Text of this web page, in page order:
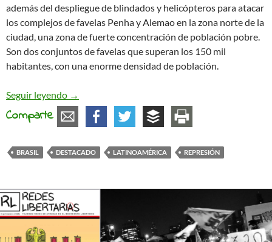
además del despliegue de blindados y helicópteros para atacar
los complejos de favelas Penha y Alemao en la zona norte de la
ciudad, una zona de fuerte concentración de población pobre.
Son dos conjuntos de favelas que superan los 150 mil
habitantes, con una enorme densidad de población.
Seguir leyendo Gaza es Río de Janeiro. Gaza es el mundo entero
→
Comparte
BRASIL DESTACADO LATINOAMÉRICA REPRESIÓN